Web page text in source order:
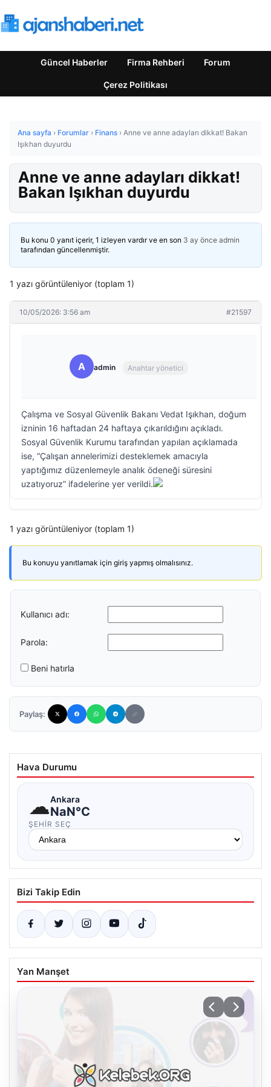
Güncel Haberler Firma Rehberi Forum
Çerez Politikası
Ana sayfa › Forumlar › Finans › Anne ve anne adayları dikkat! Bakan
Işıkhan duyurdu
Anne ve anne adayları dikkat!
Bakan Işıkhan duyurdu
Bu konu 0 yanıt içerir, 1 izleyen vardır ve en son 3 ay önce admin
tarafından güncellenmiştir.
1 yazı görüntüleniyor (toplam 1)
10/05/2026: 3:56 am #21597
A admin Anahtar yönetici
Çalışma ve Sosyal Güvenlik Bakanı Vedat Işıkhan, doğum
izninin 16 haftadan 24 haftaya çıkarıldığını açıkladı.
Sosyal Güvenlik Kurumu tarafından yapılan açıklamada
ise, “Çalışan annelerimizi desteklemek amacıyla
yaptığımız düzenlemeyle analık ödeneği süresini
uzatıyoruz” ifadelerine yer verildi.
1 yazı görüntüleniyor (toplam 1)
Bu konuyu yanıtlamak için giriş yapmış olmalısınız.
Kullanıcı adı:
Parola:
Beni hatırla
Paylaş:
Hava Durumu
☁Ankara
NaN°C
ŞEHIR SEÇ
Bizi Takip Edin
Yan Manşet